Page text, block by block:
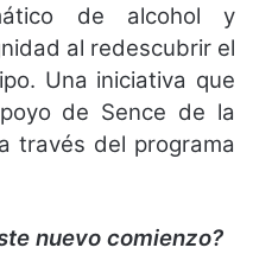
de alcohol y
al redescubrir el
Una iniciativa que
de Sence de la
través del programa
nuevo comienzo?